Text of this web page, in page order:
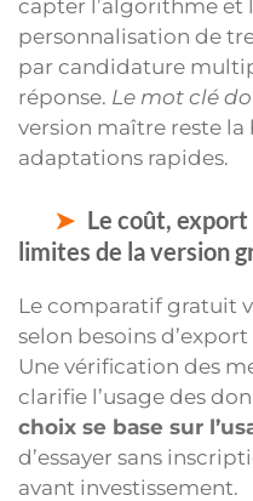
capter l’algorithme et
personnalisation de
par candidature
réponse. Le mot clé
version maître reste la
adaptations rapides.
Le coût,
limites de la version
Le comparatif gratuit
selon besoins
Une vérification des
clarifie l’usage des
choix se base sur
d’essayer sans
avant investissement.